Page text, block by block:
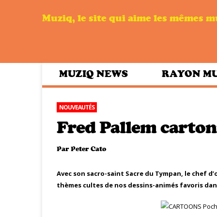
Muziq, le site qui aime les mêmes
MUZIQ NEWS RAYON
NOUVEAUTÉS
Fred Pallem
ParPeter Cato
Avec son sacro-saint Sacre du Tympan, le chef
thèmes cultes de nos dessins-animés favoris